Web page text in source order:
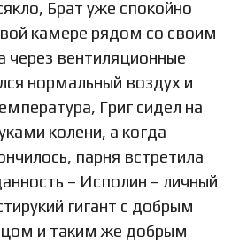
Брат уже спокойно
камере рядом со своим
через вентиляционные
нормальный воздух и
Григ сидел на
колени, а когда
парня встретила
– Исполин – личный
гигант с добрым
и таким же добрым